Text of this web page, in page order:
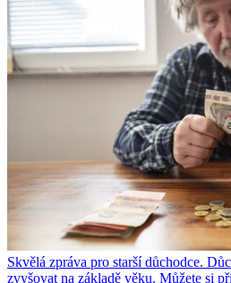
Skvělá zpráva pro starší důchodce.
zvyšovat na základě věku. Můžete si